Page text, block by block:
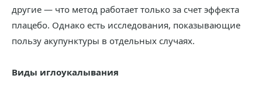
другие — что метод работает только за счет эффекта
плацебо. Однако есть исследования, показывающие
пользу акупунктуры в отдельных случаях.
Виды иглоукалывания